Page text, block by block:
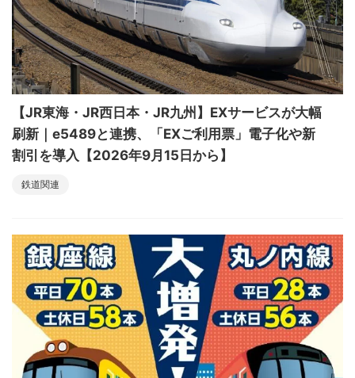
【JR東海・JR西日本・JR九州】EXサービスが大幅
刷新｜e5489と連携、「EXご利用票」電子化や新
割引を導入【2026年9月15日から】
鉄道関連